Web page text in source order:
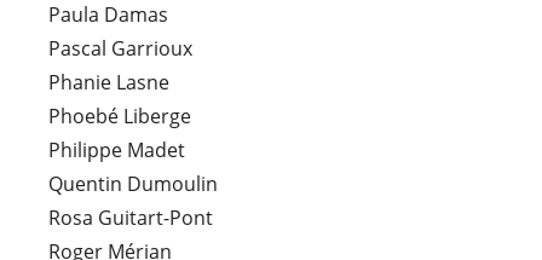
Paula Damas
Pascal Garrioux
Phanie Lasne
Phoebé Liberge
Philippe Madet
Quentin Dumoulin
Rosa Guitart-Pont
Roger Mérian